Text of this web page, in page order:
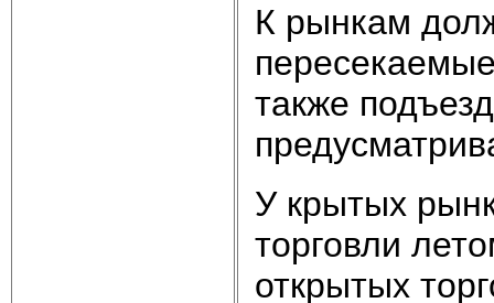
К рынкам
также
У крытых
торговли
открытых